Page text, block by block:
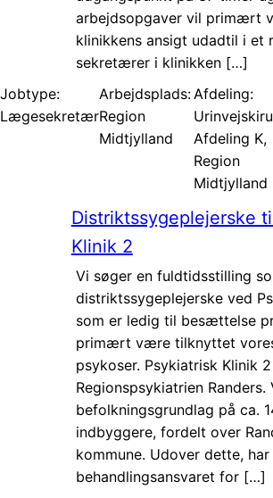
arbejdsopgaver vil primært
klinikkens ansigt udadtil i et
sekretærer i klinikken […]
Jobtype:
Lægesekretær
Arbejdsplads:
Region
Midtjylland
Afdeling:
Afdeling K,
Region
Midtjylland
Distriktssygeplejerske
Klinik 2
Vi søger en fuldtidsstilling
distriktssygeplejerske ved
som er ledig til besættelse
primært være tilknyttet
psykoser. Psykiatrisk Klinik
Regionspsykiatrien
befolkningsgrundlag på ca.
indbyggere, fordelt over
kommune. Udover dette,
behandlingsansvaret for […]